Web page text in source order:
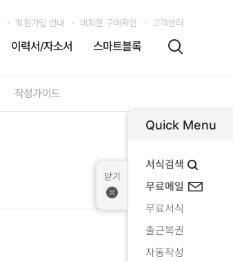
이력서/자소서 스마트블록
회원가입 안내 비회원 구매확인 고객센터
작성가이드
Quick Menu
서식검색
무료메일
무료서식
출근복권
자동작성